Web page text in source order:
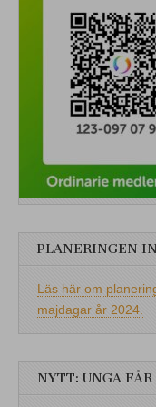
PLANERINGEN
Läs här om
majdagar år 2024.
NYTT: UNGA